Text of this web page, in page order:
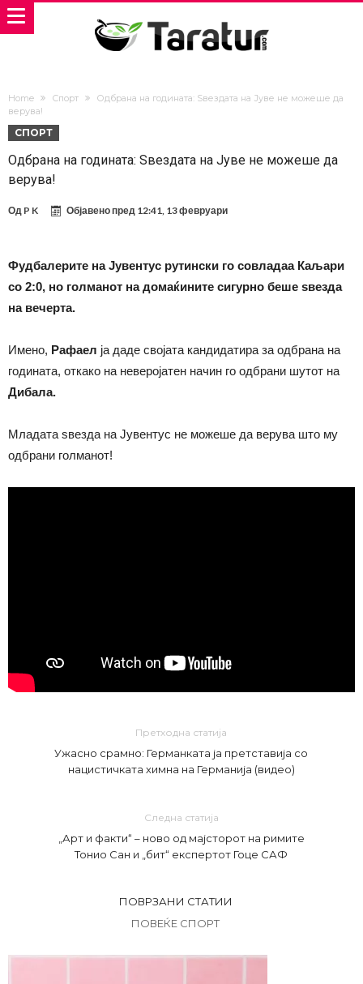
Home Спорт
Одбрана на годината: Ѕвездата на Јуве не можеше да
верува!
СПОРТ
Одбрана на годината: Ѕвездата на Јуве не можеше да
верува!
Од P K Објавено пред 12:41, 13 февруари
Фудбалерите на Јувентус рутински го совладаа Каљари
со 2:0, но голманот на домаќините сигурно беше ѕвезда
на вечерта.
Имено, Рафаел ја даде својата кандидатира за одбрана на
годината, откако на неверојатен начин го одбрани шутот на
Дибала.
Младата ѕвезда на Јувентус не можеше да верува што му
одбрани голманот!
Претходна статија
Ужасно срамно: Германката ја претставија со
нацистичката химна на Германија (видео)
Следна статија
„Арт и факти“ – ново од мајсторот на римите
Тонио Сан и „бит“ експертот Гоце САФ
ПОВРЗАНИ СТАТИИ
ПОВЕЌЕ СПОРТ